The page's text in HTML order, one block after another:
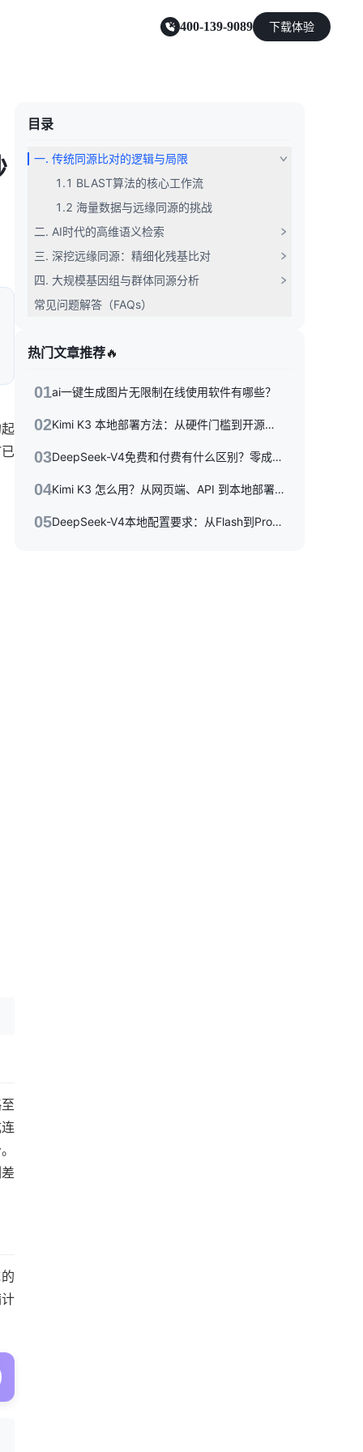
能源及制造业
400-139-9089 下载体验
目录
一. 传统同源比对的逻辑与局限
1.1 BLAST算法的核心工作流
1.2 海量数据与远缘同源的挑战
二. AI时代的高维语义检索
三. 深挖远缘同源：精细化残基比对
四. 大规模基因组与群体同源分析
常见问题解答（FAQs）
热门文章推荐🔥
01ai一键生成图片无限制在线使用软件有哪些？
02 Kimi K3 本地部署方法：从硬件门槛到开源权重落地的完整指南
03 DeepSeek-V4免费和付费有什么区别？零成本体验到API按量付费，三种使用方式一次性讲清楚
04 Kimi K3 怎么用？从网页端、API 到本地部署的完整指南
05 DeepSeek-V4本地配置要求：从Flash到Pro硬件选型指南